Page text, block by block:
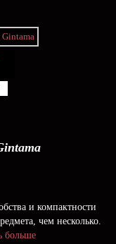
и компактности
чем несколько.
больше